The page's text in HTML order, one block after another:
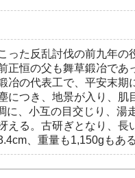
った反乱討伐の前九年
正恒の父も舞草鍛冶で
冶の代表工で、平安末
につき、地景が入り、
に、小互の目交じり、
える。古研ぎとなり、
、重量も1,150gもあ